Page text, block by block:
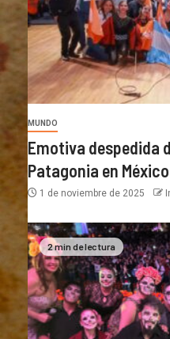
MUNDO
Emotiva despedida
Patagonia en México
1 de noviembre de 2025
2 min de lectura